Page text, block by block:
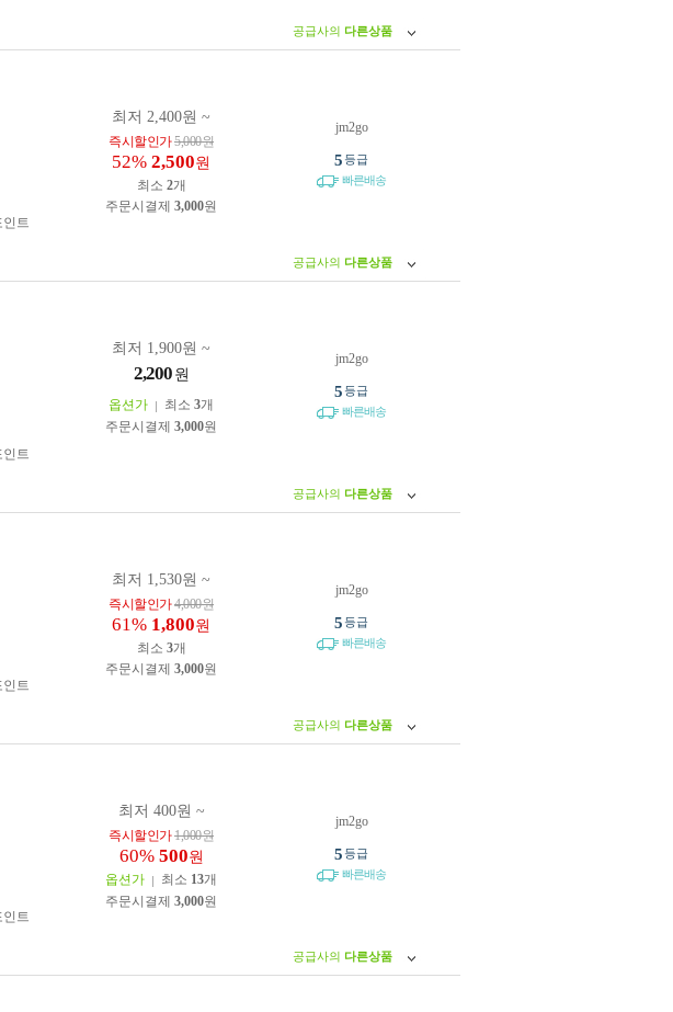
공급사의 다른상품
최저 2,400원 ~
즉시할인가5,000원
52% 2,500원
최소 2개
주문시결제 3,000원
인트
jm2go
5등급
빠른배송
공급사의 다른상품
최저 1,900원 ~
2,200 원
옵션가 최소 3개
주문시결제 3,000원
인트
jm2go
5등급
빠른배송
공급사의 다른상품
최저 1,530원 ~
즉시할인가4,000원
61% 1,800원
최소 3개
주문시결제 3,000원
인트
jm2go
5등급
빠른배송
공급사의 다른상품
최저 400원 ~
즉시할인가1,000원
60% 500원
옵션가 최소 13개
주문시결제 3,000원
인트
jm2go
5등급
빠른배송
공급사의 다른상품